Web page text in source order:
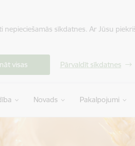
sīkdatnes. Ar Jūsu
visas Pārvaldīt sīkdatnes
Novads Pakalpojumi